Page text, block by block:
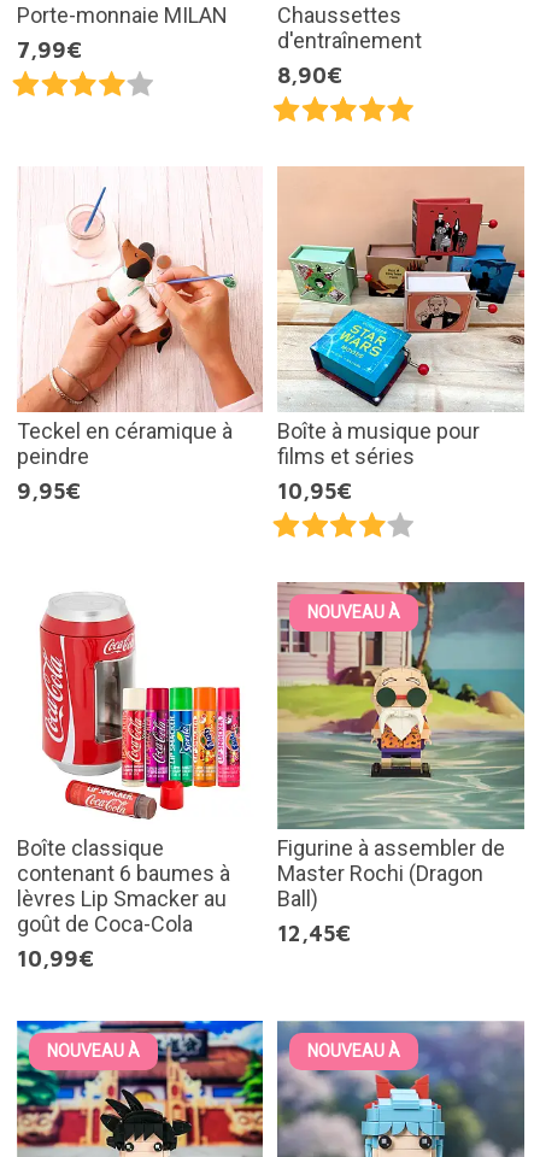
Porte-monnaie MILAN
7,99€
Chaussettes
d'entraînement
8,90€
Teckel en céramique à
peindre
9,95€
Boîte à musique pour
films et séries
10,95€
Boîte classique
contenant 6 baumes à
lèvres Lip Smacker au
goût de Coca-Cola
10,99€
NOUVEAU À
Figurine à assembler de
Master Rochi (Dragon
Ball)
12,45€
NOUVEAU À NOUVEAU À